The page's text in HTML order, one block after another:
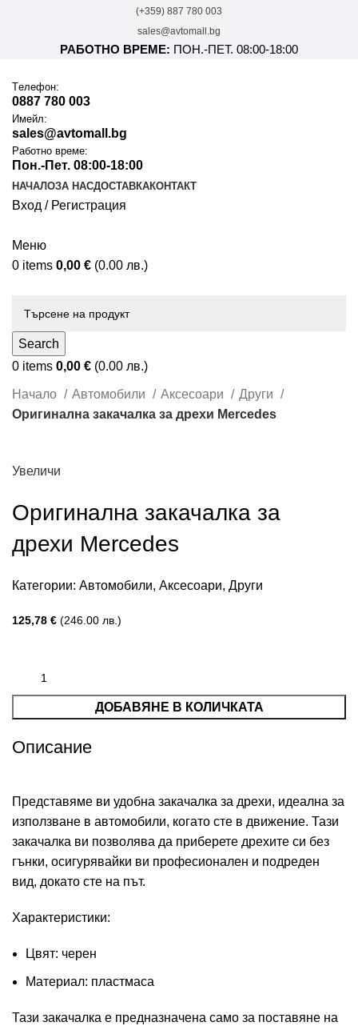
(+359) 887 780 003
sales@avtomall.bg
РАБОТНО ВРЕМЕ: ПОН.-ПЕТ. 08:00-18:00
Tелефон:
0887 780 003
Имейл:
sales@avtomall.bg
Работно време:
Пон.-Пет. 08:00-18:00
НАЧАЛОЗА НАСДОСТАВКАКОНТАКТ
Вход / Регистрация
Меню
0 items 0,00 € (0.00 лв.)
Search
0 items 0,00 € (0.00 лв.)
Начало Автомобили Аксесоари
Други
Оригинална закачалка за дрехи Mercedes
Увеличи
Оригинална закачалка за
дрехи Mercedes
Категории: Автомобили, Аксесоари, Други
125,78 € (246.00 лв.)
ДОБАВЯНЕ В КОЛИЧКАТА
Описание
Представяме ви удобна закачалка за дрехи, идеална за
използване в автомобили, когато сте в движение. Тази
закачалка ви позволява да приберете дрехите си без
гънки, осигурявайки ви професионален и подреден
вид, докато сте на път.
Характеристики:
Цвят: черен
Материал: пластмаса
Тази закачалка е предназначена само за поставяне на